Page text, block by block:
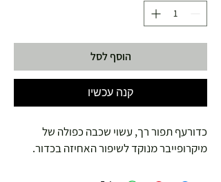
הוסף לסל
קנה עכשיו
כדורעף תפור רך, עשוי שכבה כפולה של
מיקרופייבר מנוקד לשיפור האחיזה בכדור.